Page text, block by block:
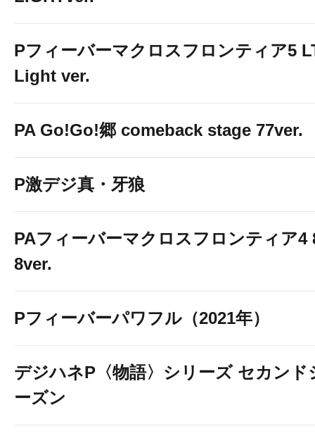
Pフィーバーマクロスフロンティア5
Light ver.
PA Go!Go!郷 comeback stage 77ver.
P激デジ真・牙狼
PAフィーバーマクロスフロンティア4
8ver.
Pフィーバーパワフル（2021年）
デジハネP〈物語〉シリーズ セカンド
ーズン